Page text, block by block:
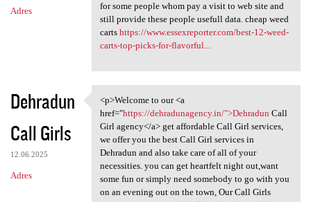
Adres
for some people whom pay a visit to web site and
still provide these people usefull data. cheap weed
carts https://www.essexreporter.com/best-12-weed-
carts-top-picks-for-flavorful...
Dehradun
Call Girls
12.06.2025
Adres
<p>Welcome to our <a href=
<p>Welcome to our <a
href="https://dehradunagency.in/">Dehradun Call
Girl agency</a> get affordable Call Girl services,
we offer you the best Call Girl services in
Dehradun and also take care of all of your
necessities. you can get heartfelt night out,want
some fun or simply need somebody to go with you
on an evening out on the town, Our Call Girls